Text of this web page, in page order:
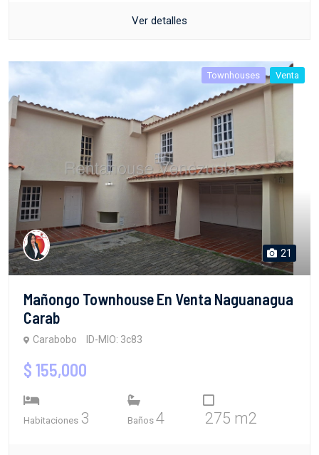
Ver detalles
Townhouses Venta
21
Mañongo Townhouse En Venta Naguanagua
Carab
Carabobo ID-MIO: 3c83
$ 155,000
Habitaciones 3 Baños 4 275 m2